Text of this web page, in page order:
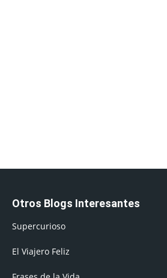
Otros Blogs Interesantes
Supercurioso
El Viajero Feliz